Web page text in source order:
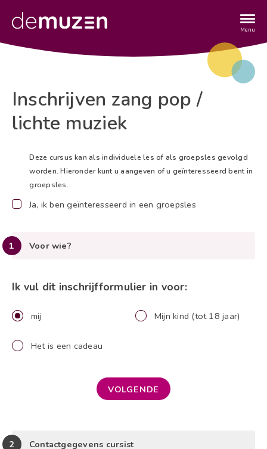
naar
de
Menu
Titel
Inschrijven zang pop /
lichte muziek
Deze cursus kan als individuele les of als groepsles gevolgd
worden. Hieronder kunt u aangeven of u geïnteresseerd bent in
groepsles.
Ja, ik ben geïnteresseerd in een groepsles
Voor wie?
Ik vul dit inschrijfformulier in voor:
mij Mijn kind (tot 18 jaar)
Het is een cadeau
VOLGENDE
Contactgegevens cursist